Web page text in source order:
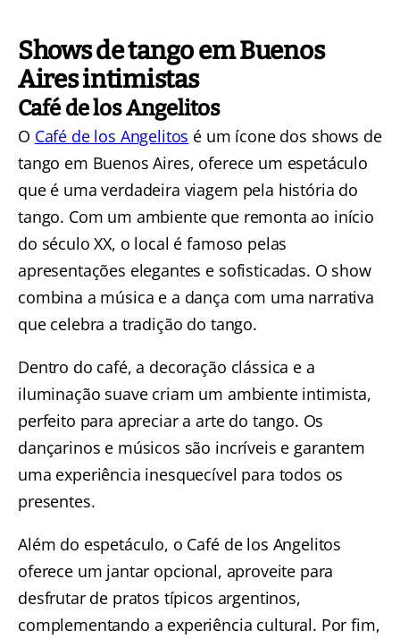
Shows de tango em Buenos
Aires intimistas
Café de los Angelitos
O Café de los Angelitos é um ícone dos shows de
tango em Buenos Aires, oferece um espetáculo
que é uma verdadeira viagem pela história do
tango. Com um ambiente que remonta ao início
do século XX, o local é famoso pelas
apresentações elegantes e sofisticadas. O show
combina a música e a dança com uma narrativa
que celebra a tradição do tango.
Dentro do café, a decoração clássica e a
iluminação suave criam um ambiente intimista,
perfeito para apreciar a arte do tango. Os
dançarinos e músicos são incríveis e garantem
uma experiência inesquecível para todos os
presentes.
Além do espetáculo, o Café de los Angelitos
oferece um jantar opcional, aproveite para
desfrutar de pratos típicos argentinos,
complementando a experiência cultural. Por fim,